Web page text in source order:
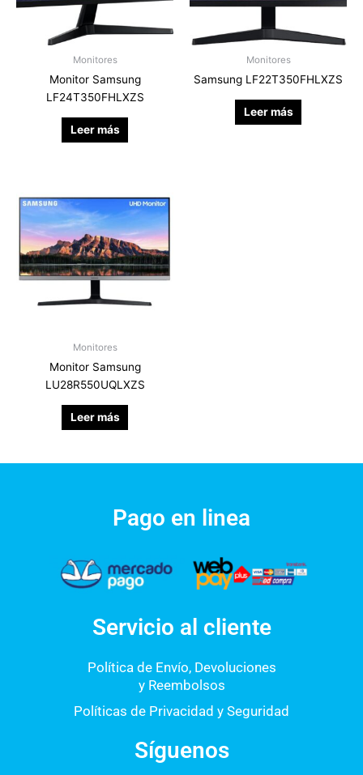
Monitores
Monitor Samsung
LF24T350FHLXZS
Leer más
Monitores
Samsung LF22T350FHLXZS
Leer más
Monitores
Monitor Samsung
LU28R550UQLXZS
Leer más
Pago en linea
Servicio al cliente
Política de Envío, Devoluciones
y Reembolsos
Políticas de Privacidad y Seguridad
Síguenos